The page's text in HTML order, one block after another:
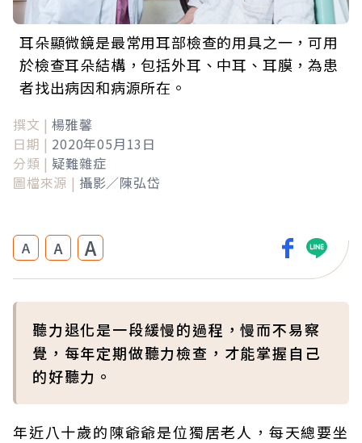
耳朵顯微鏡是最常用耳部檢查的用具之一，可用
於檢查耳朵結構，包括外耳、中耳、耳膜，為患
者找出病因和病源所在。
撰文 | 楊雅馨
日期 | 2020年05月13日
分類 | 疑難雜症
圖檔來源 | 攝影／陳弘岱
A A A
聽力退化是一段緩慢的過程，慢而不易察
覺，每年定期做聽力檢查，才能掌握自己
的好聽力。
年近八十歲的陳爺爺是位獨居老人，每天總要坐